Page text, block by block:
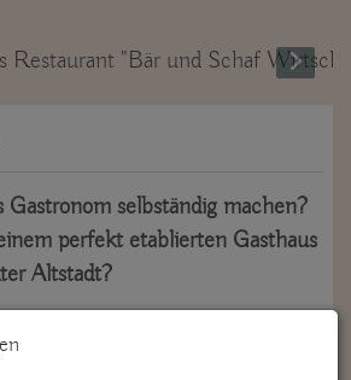
Gastronom selbständig machen?
perfekt etablierten Gasthaus
Altstadt?
Liegenschaft an der